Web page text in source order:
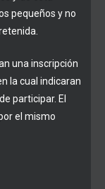
pequeños y no
una inscripción
la cual indicaran
participar. El
el mismo